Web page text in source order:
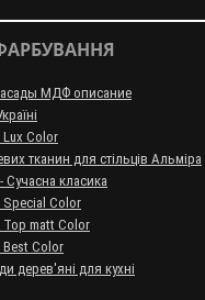
МДФ описание
Lux Color
тканин для стільців Альміра
Сучасна класика
Special Color
Top matt Color
Best Color
дерев'яні для кухні